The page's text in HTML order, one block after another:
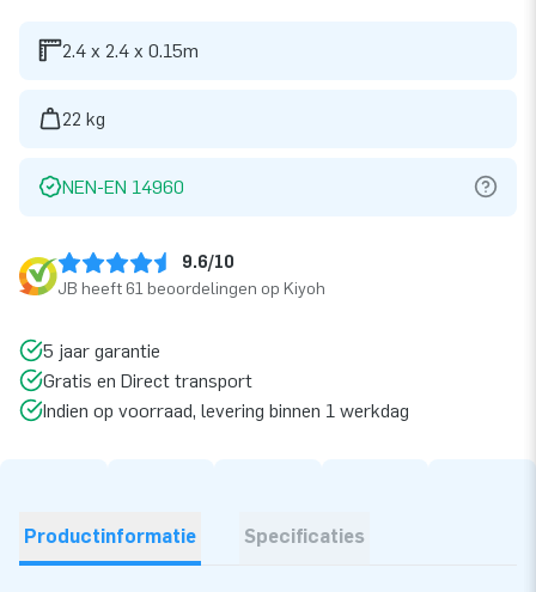
2.4 x 2.4 x 0.15m
22 kg
NEN-EN 14960
9.6/10
JB heeft 61 beoordelingen op Kiyoh
5 jaar garantie
Gratis en Direct transport
Indien op voorraad, levering binnen 1 werkdag
Productinformatie Specificaties